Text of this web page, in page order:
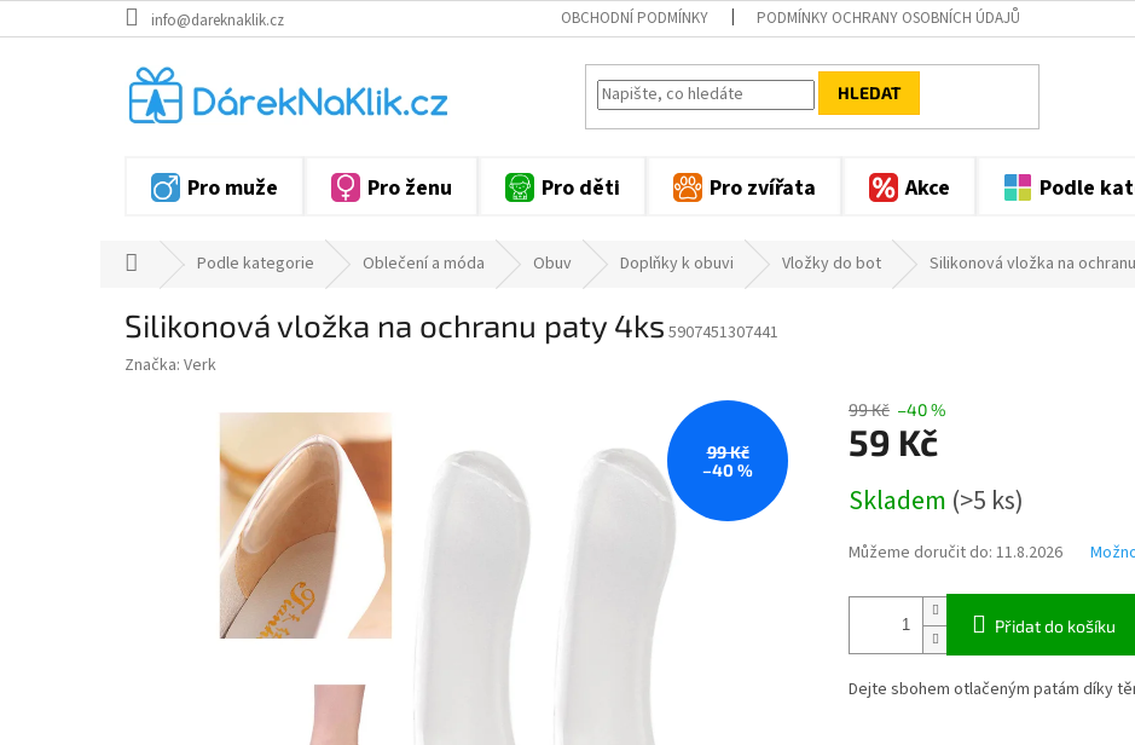
na
info@dareknaklik.cz OBCHODNÍ PODMÍNKY PODMÍNKY OCHRANY OSOBNÍCH ÚDAJŮ
HLEDAT
Pro muže Pro ženu Pro děti Pro zvířata Akce Podle
Domů Podle kategorie Oblečení a móda Obuv Doplňky k obuvi Vložky do bot Silikonová vložka na
Silikonová vložka na ochranu paty 4ks 5907451307441
Značka: Verk
99 Kč
–40 %
99 Kč –40 %
59 Kč
cena:
Skladem (>5 ks)
Můžeme doručit do: 11.8.2026
Přidat do košíku
Dejte sbohem otlačeným patám díky